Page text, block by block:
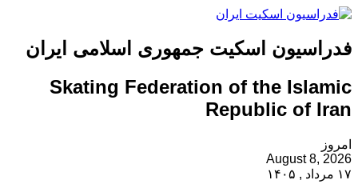
فدراسیون اسکیت جمهوری اسلامی ایران
Skating Federation of the Islamic
Republic of Iran
امروز
August 8, 2026
۱۷ مرداد , ۱۴۰۵